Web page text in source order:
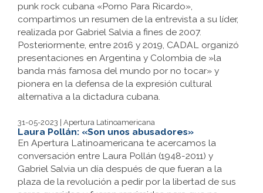
punk rock cubana «Porno Para Ricardo»,
compartimos un resumen de la entrevista a su líder,
realizada por Gabriel Salvia a fines de 2007.
Posteriormente, entre 2016 y 2019, CADAL organizó
presentaciones en Argentina y Colombia de »la
banda más famosa del mundo por no tocar» y
pionera en la defensa de la expresión cultural
alternativa a la dictadura cubana.
31-05-2023 | Apertura Latinoamericana
Laura Pollán: «Son unos abusadores»
En Apertura Latinoamericana te acercamos la
conversación entre Laura Pollán (1948-2011) y
Gabriel Salvia un día después de que fueran a la
plaza de la revolución a pedir por la libertad de sus